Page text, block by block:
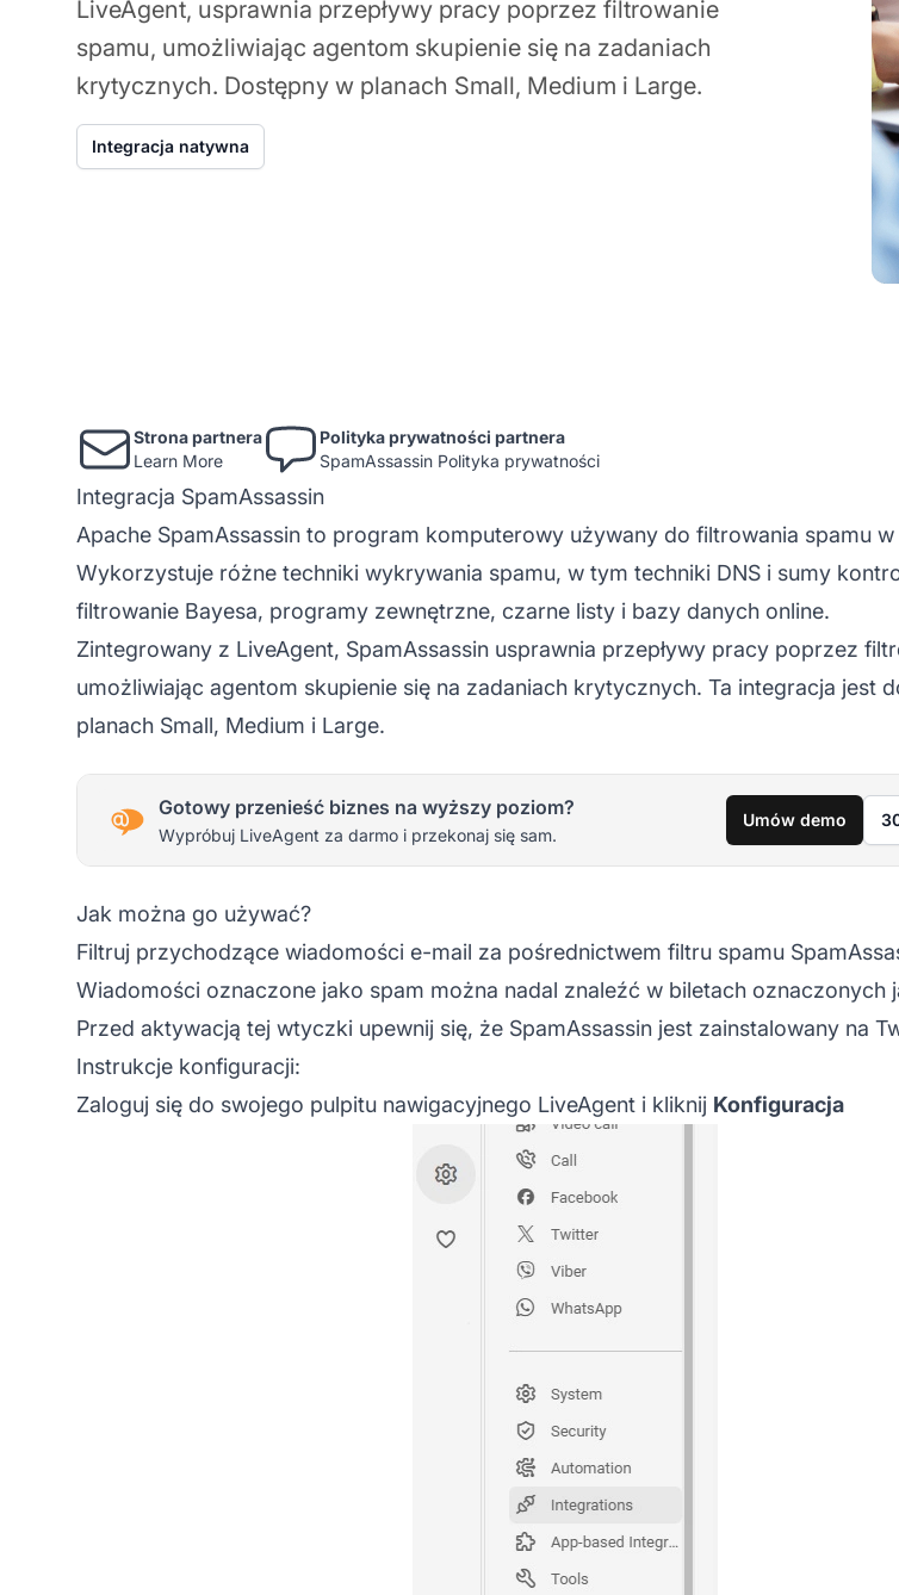
LiveAgent, usprawnia przepływy pracy poprzez filtrowanie
spamu, umożliwiając agentom skupienie się na zadaniach
krytycznych. Dostępny w planach Small, Medium i Large.
Integracja natywna
Strona partnera
Learn More
Polityka prywatności partnera
SpamAssassin Polityka prywatności
Integracja SpamAssassin
Apache SpamAssassin to program komputerowy używany do filtrowania spamu
Wykorzystuje różne techniki wykrywania spamu, w tym techniki DNS i sumy
filtrowanie Bayesa, programy zewnętrzne, czarne listy i bazy danych online.
Zintegrowany z LiveAgent, SpamAssassin usprawnia przepływy pracy poprzez
umożliwiając agentom skupienie się na zadaniach krytycznych. Ta integracja jest
planach Small, Medium i Large.
Gotowy przenieść biznes na wyższy poziom?
Wypróbuj LiveAgent za darmo i przekonaj się sam.
Umów demo
Jak można go używać?
Filtruj przychodzące wiadomości e-mail za pośrednictwem filtru spamu
Wiadomości oznaczone jako spam można nadal znaleźć w biletach oznaczonych
Przed aktywacją tej wtyczki upewnij się, że SpamAssassin jest zainstalowany na
Instrukcje konfiguracji:
Zaloguj się do swojego pulpitu nawigacyjnego LiveAgent i kliknij Konfiguracja